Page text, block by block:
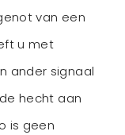
van een
u met
ander signaal
hecht aan
is geen